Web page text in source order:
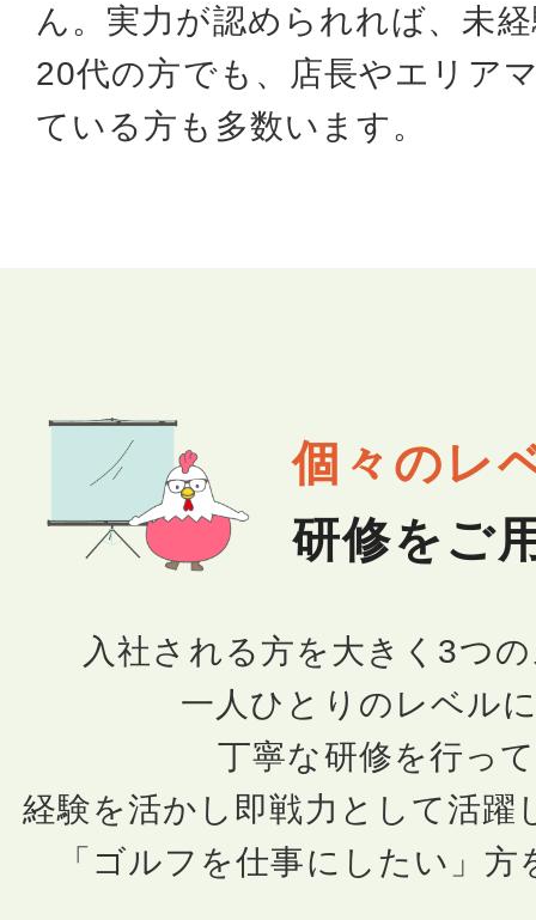
ん。実力が認められれば、未
20代の方でも、店長やエリア
ている方も多数います。
個々のレ
研修をご
入社される方を大きく3つ
一人ひとりのレベル
丁寧な研修を行っ
経験を活かし即戦力として活躍
「ゴルフを仕事にしたい」